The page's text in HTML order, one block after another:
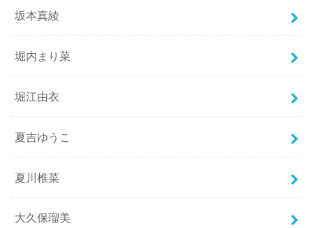
坂本真綾
堀内まり菜
堀江由衣
夏吉ゆうこ
夏川椎菜
大久保瑠美